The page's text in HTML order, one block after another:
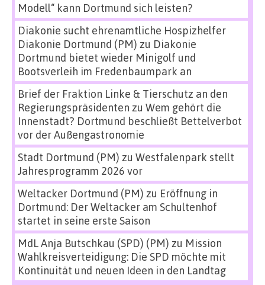
Modell“ kann Dortmund sich leisten?
Diakonie sucht ehrenamtliche Hospizhelfer
Diakonie Dortmund (PM) zu Diakonie
Dortmund bietet wieder Minigolf und
Bootsverleih im Fredenbaumpark an
Brief der Fraktion Linke & Tierschutz an den
Regierungspräsidenten zu Wem gehört die
Innenstadt? Dortmund beschließt Bettelverbot
vor der Außengastronomie
Stadt Dortmund (PM) zu Westfalenpark stellt
Jahresprogramm 2026 vor
Weltacker Dortmund (PM) zu Eröffnung in
Dortmund: Der Weltacker am Schultenhof
startet in seine erste Saison
MdL Anja Butschkau (SPD) (PM) zu Mission
Wahlkreisverteidigung: Die SPD möchte mit
Kontinuität und neuen Ideen in den Landtag